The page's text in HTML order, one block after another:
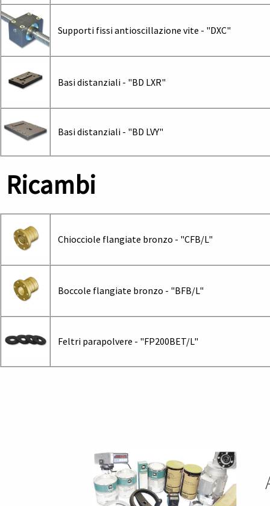
Supporti fissi antioscillazione vite - "DXC"
Basi distanziali - "BD LXR"
Basi distanziali - "BD LVY"
Ricambi
Chiocciole flangiate bronzo - "CFB/L"
Boccole flangiate bronzo - "BFB/L"
Feltri parapolvere - "FP200BET/L"